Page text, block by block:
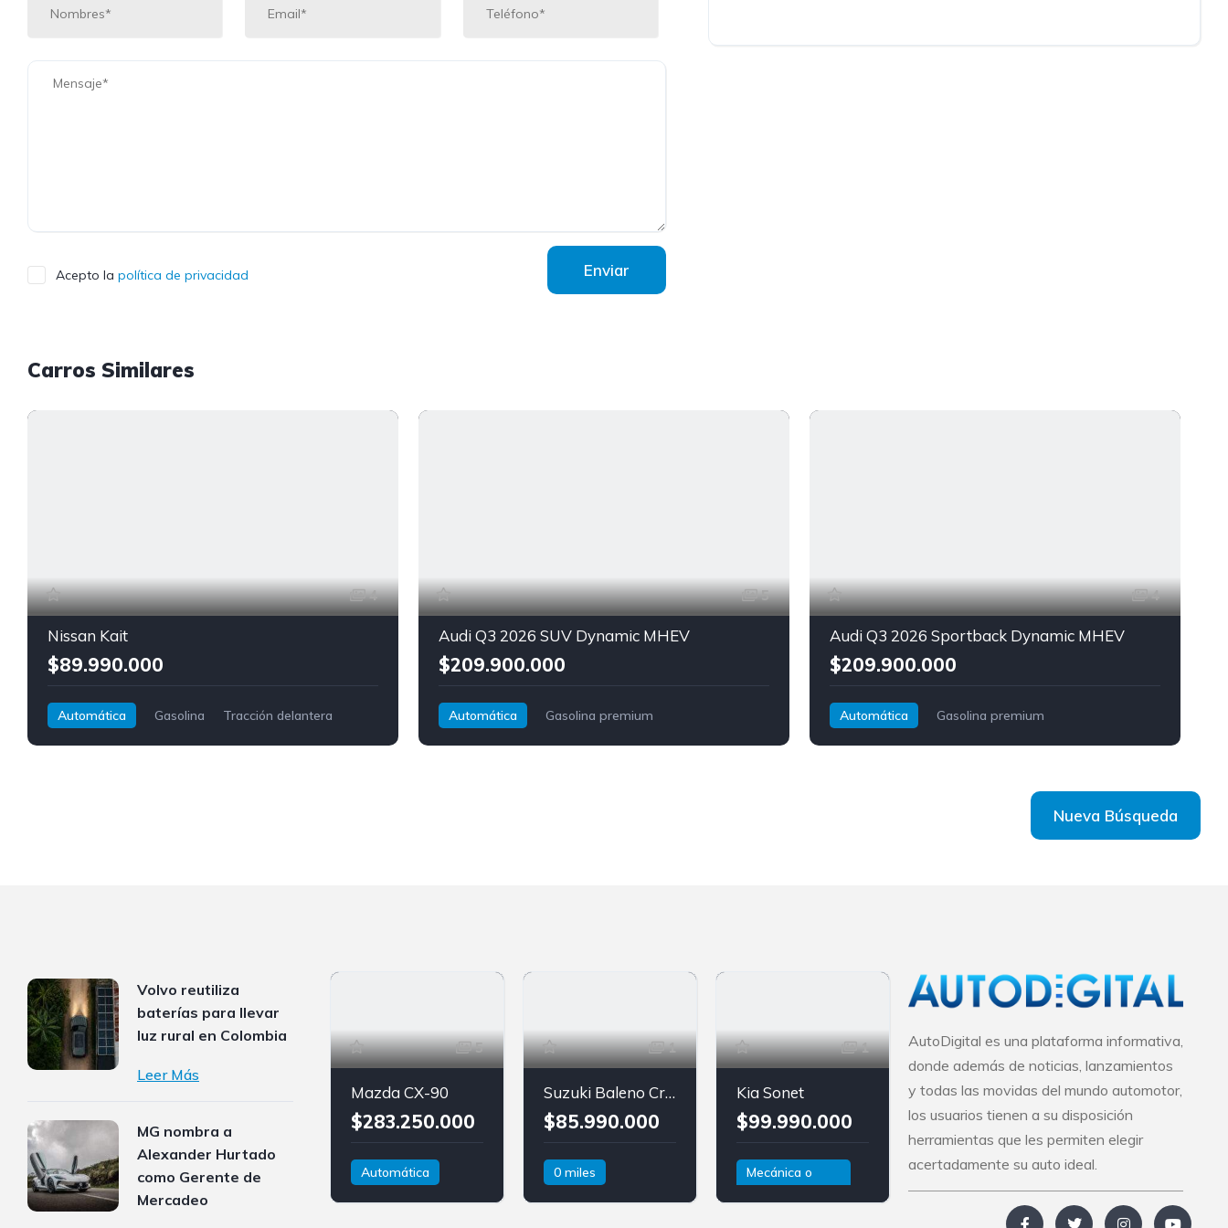
Acepto la política de privacidad Enviar
Carros Similares
4
Nissan Kait
$89.990.000
Automática Gasolina
Tracción delantera
5
Audi Q3 2026 SUV Dynamic MHEV
$209.900.000
Automática
Gasolina premium
4
Audi Q3 2026 Sportback Dynamic MHEV
$209.900.000
Automática
Gasolina premium
Nueva Búsqueda
Volvo reutiliza
baterías para llevar
luz rural en Colombia
Leer Más
MG nombra a
Alexander Hurtado
como Gerente de
Mercadeo
5
Mazda CX-90
$283.250.000
Automática
1
Suzuki Baleno Cross
$85.990.000
0 miles
1
Kia Sonet
$99.990.000
Mecánica o
AutoDigital es una plataforma informativa,
donde además de noticias, lanzamientos
y todas las movidas del mundo automotor,
los usuarios tienen a su disposición
herramientas que les permiten elegir
acertadamente su auto ideal.